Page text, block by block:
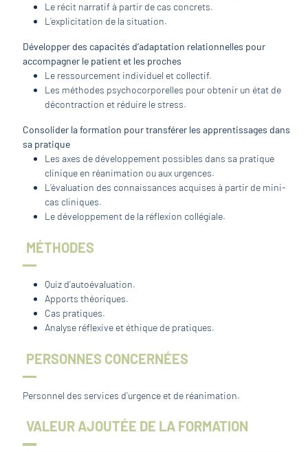
Le récit narratif à partir de cas concrets.
L’explicitation de la situation.
Développer des capacités d’adaptation relationnelles pour
accompagner le patient et les proches
Le ressourcement individuel et collectif.
Les méthodes psychocorporelles pour obtenir un état de
décontraction et réduire le stress.
Consolider la formation pour transférer les apprentissages dans
sa pratique
Les axes de développement possibles dans sa pratique
clinique en réanimation ou aux urgences.
L’évaluation des connaissances acquises à partir de mini-
cas cliniques.
Le développement de la réflexion collégiale.
MÉTHODES
Quiz d’autoévaluation.
Apports théoriques.
Cas pratiques.
Analyse réflexive et éthique de pratiques.
PERSONNES CONCERNÉES
Personnel des services d’urgence et de réanimation.
VALEUR AJOUTÉE DE LA FORMATION